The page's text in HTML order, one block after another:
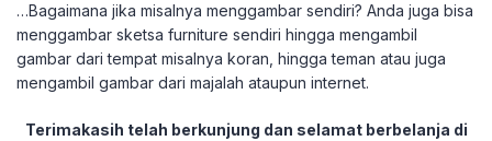
…Bagaimana jika misalnya menggambar sendiri? Anda juga bisa
menggambar sketsa furniture sendiri hingga mengambil
gambar dari tempat misalnya koran, hingga teman atau juga
mengambil gambar dari majalah ataupun internet.
Terimakasih telah berkunjung dan selamat berbelanja di